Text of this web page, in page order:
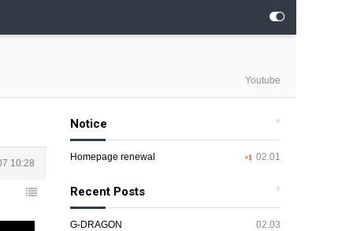
Youtube
10:28
+
Notice
+1 02.01
Homepage renewal
+
Recent Posts
02.03
G-DRAGON